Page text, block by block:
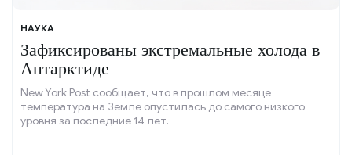
НАУКА
Зафиксированы экстремальные холода в
Антарктиде
New York Post сообщает, что в прошлом месяце
температура на Земле опустилась до самого низкого
уровня за последние 14 лет.